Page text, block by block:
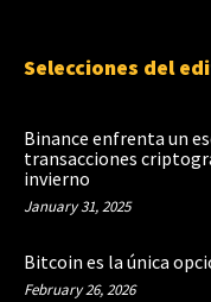
Selecciones del
Binance enfrenta un
transacciones
invierno
January 31, 2025
Bitcoin es la única
February 26, 2026